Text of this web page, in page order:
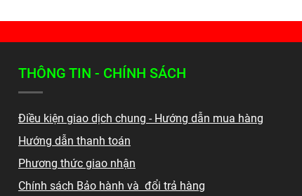
THÔNG TIN - CHÍNH SÁCH
Điều kiện giao dịch chung - Hướng dẫn mua hàng
Hướng dẫn thanh toán
Phương thức giao nhận
Chính sách Bảo hành và đổi trả hàng